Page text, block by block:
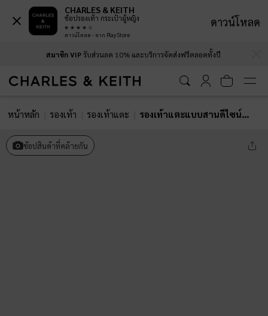
สมาชิก VIPรับส่วนลด 10% และบริการจัดส่งฟรีตลอดทั้งปี
หน้าหลัก รองเท้า รองเท้าแตะ รองเท้าแตะแบบสานดีไซน์สายคาดแบบ T-Bar รุ่น Easley
ช้อปสินค้าที่คล้ายกัน
CHARLES & KEITH
ช้อปรองเท้า กระเป๋าผู้หญิง
ดาวน์โหลด - จาก Play Store
ดาวน์โหลด